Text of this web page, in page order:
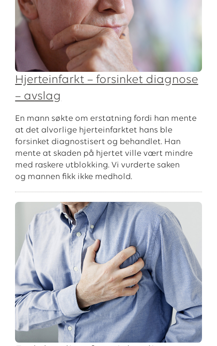
Hjerteinfarkt – forsinket diagnose
– avslag
En mann søkte om erstatning fordi han mente
at det alvorlige hjerteinfarktet hans ble
forsinket diagnostisert og behandlet. Han
mente at skaden på hjertet ville vært mindre
med raskere utblokking. Vi vurderte saken
og mannen fikk ikke medhold.